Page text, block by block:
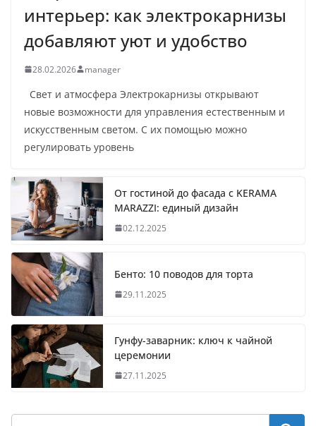
интерьер: как электрокарнизы
добавляют уют и удобство
28.02.2026 manager
Свет и атмосфера Электрокарнизы открывают
новые возможности для управления естественным и
искусственным светом. С их помощью можно
регулировать уровень
От гостиной до фасада с KERAMA
MARAZZI: единый дизайн
02.12.2025
Бенто: 10 поводов для торта
29.11.2025
Гунфу-заварник: ключ к чайной
церемонии
27.11.2025